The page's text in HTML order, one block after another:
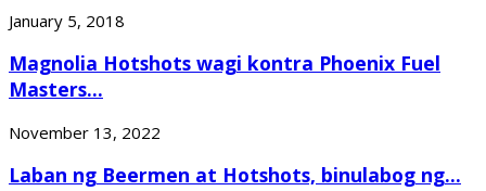
January 5, 2018
Magnolia Hotshots wagi kontra Phoenix Fuel
Masters...
November 13, 2022
Laban ng Beermen at Hotshots, binulabog ng...